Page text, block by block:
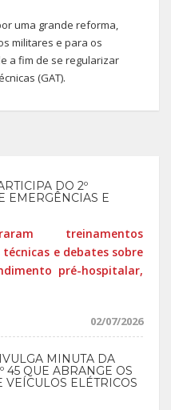
uma grande reforma,
militares e para os
a fim de se regularizar
(GAT).
DO 2º
EMERGÊNCIAS E
treinamentos
e debates sobre
pré-hospitalar,
02/07/2026
MINUTA DA
45 QUE ABRANGE OS
VEÍCULOS ELÉTRICOS